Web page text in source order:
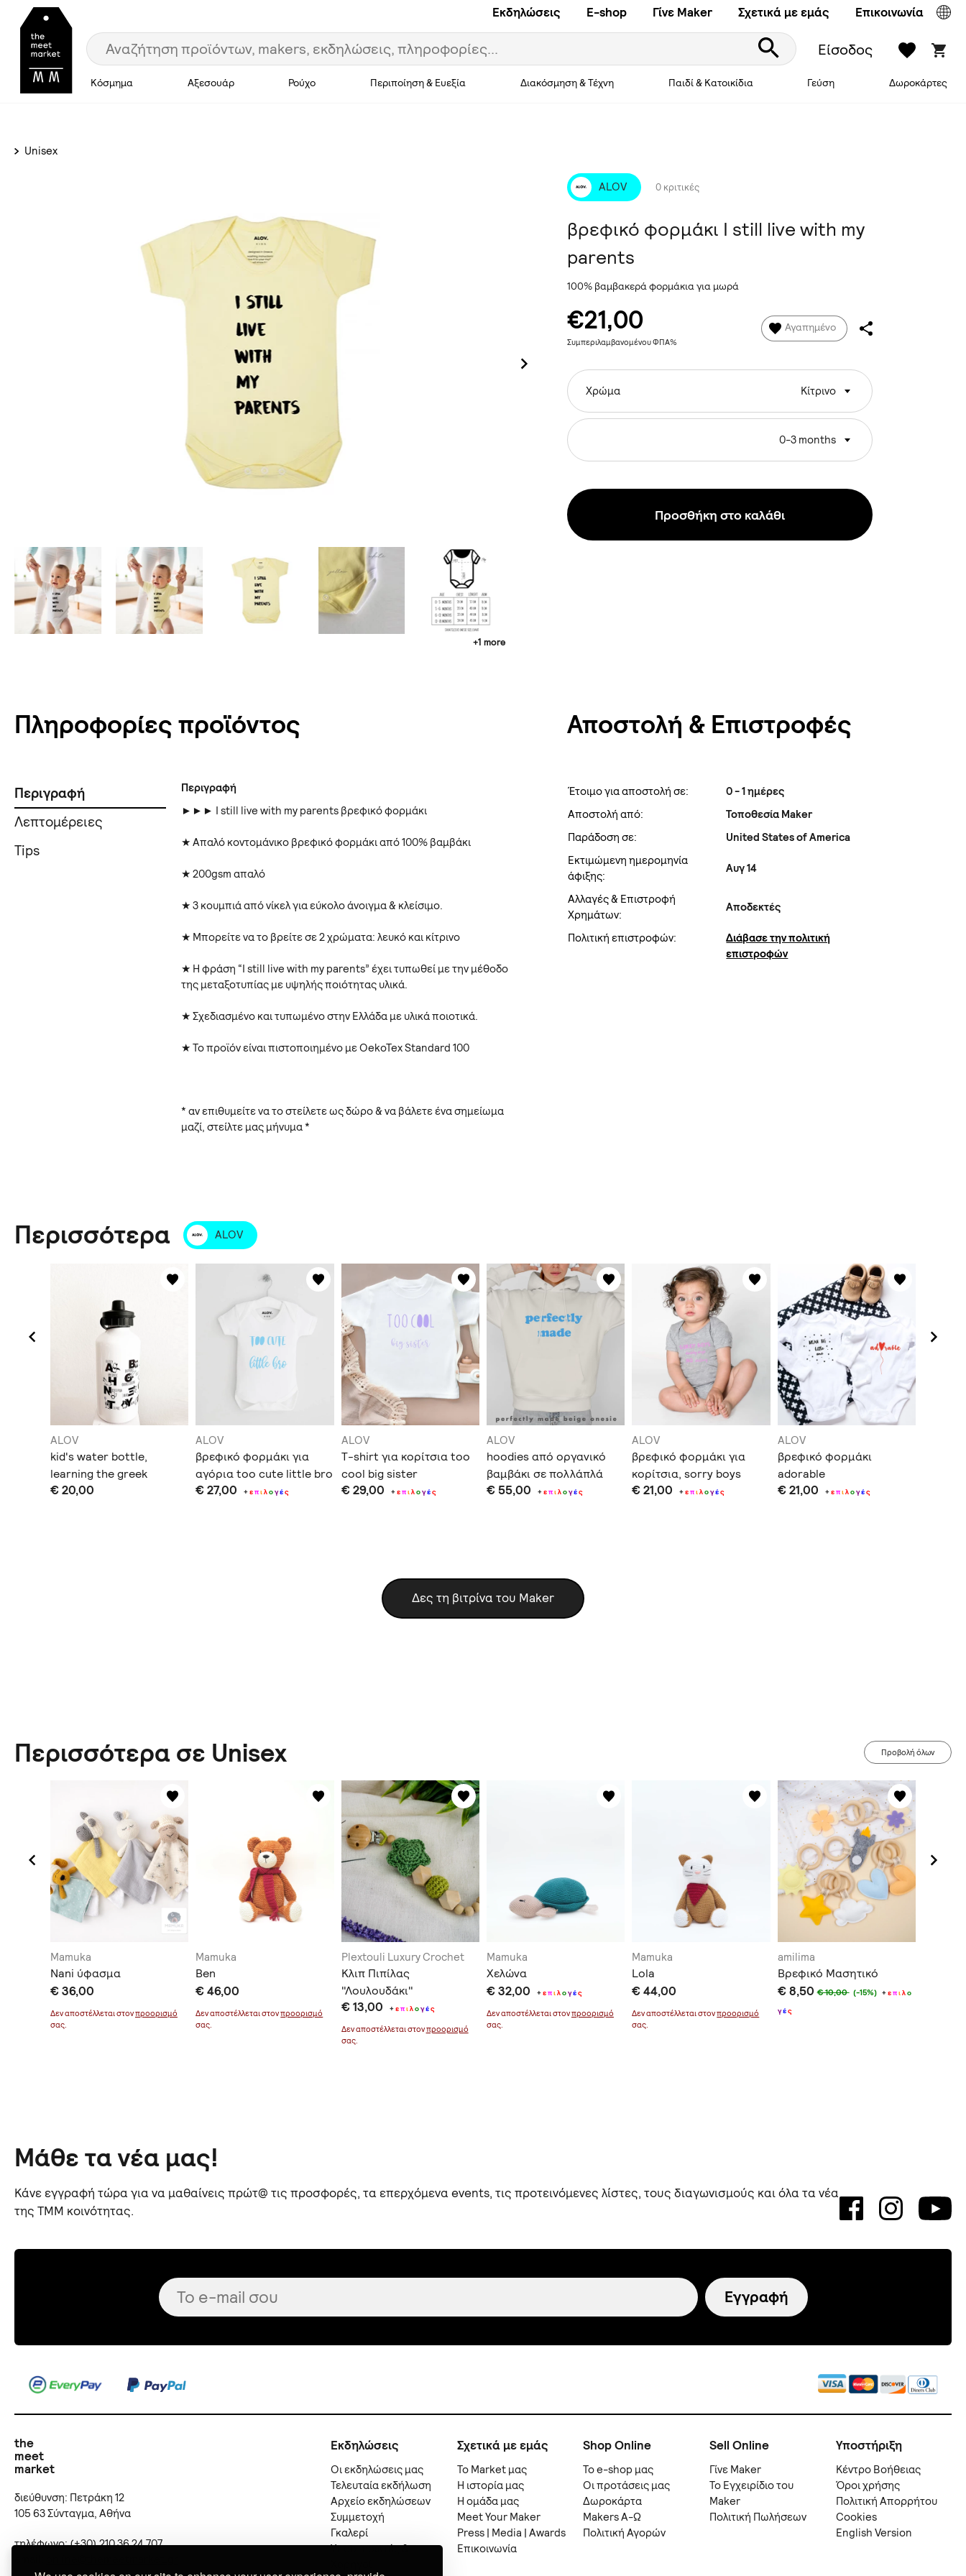
Εκδηλώσεις E-shop Γίνε Maker Σχετικά με εμάς Επικοινωνία
Είσοδος
Κόσμημα Αξεσουάρ Ρούχο Περιποίηση & Ευεξία Διακόσμηση & Τέχνη Παιδί & Κατοικίδια Γεύση Δωροκάρτες
Unisex
+1 more
ALOV 0 κριτικές
βρεφικό φορμάκι I still live with my
parents
100% βαμβακερά φορμάκια για μωρά
€21,00
Συμπεριλαμβανομένου ΦΠΑ%
Αγαπημένο
Χρώμα Κίτρινο
0-3 months
Προσθήκη στο καλάθι
Πληροφορίες προϊόντος
Περιγραφή
Λεπτομέρειες
Tips
Περιγραφή
►►► I still live with my parents βρεφικό φορμάκι
★ Απαλό κοντομάνικο βρεφικό φορμάκι από 100% βαμβάκι
★ 200gsm απαλό
★ 3 κουμπιά από νίκελ για εύκολο άνοιγμα & κλείσιμο.
★ Μπορείτε να το βρείτε σε 2 χρώματα: λευκό και κίτρινο
★ Η φράση “I still live with my parents” έχει τυπωθεί με την μέθοδο
της μεταξοτυπίας με υψηλής ποιότητας υλικά.
★ Σχεδιασμένο και τυπωμένο στην Ελλάδα με υλικά ποιοτικά.
★ Το προϊόν είναι πιστοποιημένο με OekoTex Standard 100
* αν επιθυμείτε να το στείλετε ως δώρο & να βάλετε ένα σημείωμα
μαζί, στείλτε μας μήνυμα *
Αποστολή & Επιστροφές
Έτοιμο για αποστολή σε:
0 - 1 ημέρες
Αποστολή από:
Τοποθεσία Maker
Παράδοση σε:
United States of America
Εκτιμώμενη ημερομηνία
άφιξης:
Αυγ 14
Αλλαγές & Επιστροφή
Χρημάτων:
Αποδεκτές
Πολιτική επιστροφών:
Διάβασε την πολιτική
επιστροφών
Περισσότερα ALOV
ALOV
kid's water bottle,
learning the greek
alphabet and animals
€ 20,00
ALOV
βρεφικό φορμάκι για
αγόρια too cute little bro
€ 27,00 +επιλογές
ALOV
T-shirt για κορίτσια too
cool big sister
€ 29,00 +επιλογές
ALOV
hoodies από οργανικό
βαμβάκι σε πολλάπλά
χρώματα και prints
€ 55,00 +επιλογές
ALOV
βρεφικό φορμάκι για
κορίτσια, sorry boys
daddy says no dating
€ 21,00 +επιλογές
ALOV
βρεφικό φορμάκι
adorable
€ 21,00 +επιλογές
Δες τη βιτρίνα του Maker
Περισσότερα σε Unisex Προβολή όλων
Mamuka
Nani ύφασμα
€ 36,00
Δεν αποστέλλεται στονπροορισμό
σας.
Mamuka
Ben
€ 46,00
Δεν αποστέλλεται στονπροορισμό
σας.
Plextouli Luxury Crochet
Κλιπ Πιπίλας
"Λουλουδάκι"
€ 13,00 +επιλογές
Δεν αποστέλλεται στονπροορισμό
σας.
Mamuka
Χελώνα
€ 32,00 +επιλογές
Δεν αποστέλλεται στονπροορισμό
σας.
Mamuka
Lola
€ 44,00
Δεν αποστέλλεται στονπροορισμό
σας.
amilima
Βρεφικό Μασητικό
€ 8,50€ 10,00 (-15%) +επιλο
γές
Μάθε τα νέα μας!
Κάνε εγγραφή τώρα για να μαθαίνεις πρώτ@ τις προσφορές, τα επερχόμενα events, τις προτεινόμενες λίστες, τους διαγωνισμούς και όλα τα νέα
της TMM κοινότητας.
Εγγραφή
the
meet
market
διεύθυνση: Πετράκη 12
105 63 Σύνταγμα, Αθήνα
τηλέφωνο: (+30) 210 36 24 707
Εκδηλώσεις
Οι εκδηλώσεις μας
Τελευταία εκδήλωση
Αρχείο εκδηλώσεων
Συμμετοχή
Γκαλερί
Υποστηρικτές &
Σχετικά με εμάς
Το Market μας
Η ιστορία μας
Η ομάδα μας
Meet Your Maker
Press | Media | Awards
Επικοινωνία
Shop Online
Το e-shop μας
Οι προτάσεις μας
Δωροκάρτα
Makers A-Ω
Πολιτική Αγορών
Sell Online
Γίνε Maker
Το Εγχειρίδιο του
Maker
Πολιτική Πωλήσεων
Υποστήριξη
Kέντρο Βοήθειας
Όροι χρήσης
Πολιτική Απορρήτου
Cookies
English Version